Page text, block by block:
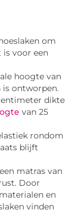
om
is voor een
hoogte van
is ontworpen.
dikte
van 25
rondom
blijft
matras van
Door
en
vinden